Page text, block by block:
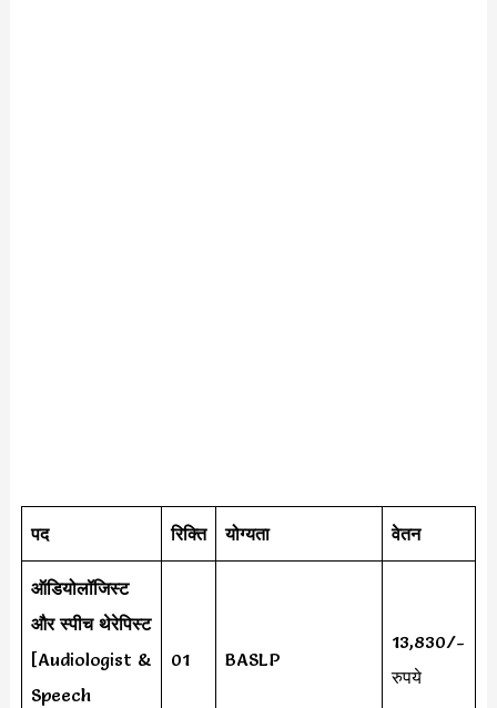
पद रिक्ति योग्यता वेतन
ऑडियोलॉजिस्ट
और स्पीच थेरेपिस्ट
[Audiologist &
Speech
01 BASLP
13,830/-
रुपये